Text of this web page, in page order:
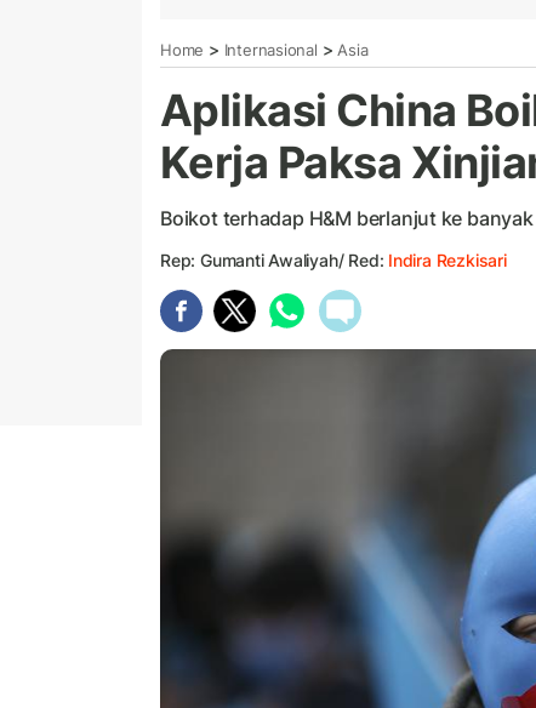
Home > Internasional > Asia
Aplikasi China
Kerja Paksa
Boikot terhadap H&M berlanjut ke
Rep: Gumanti Awaliyah/ Red: Indira Rezkisari